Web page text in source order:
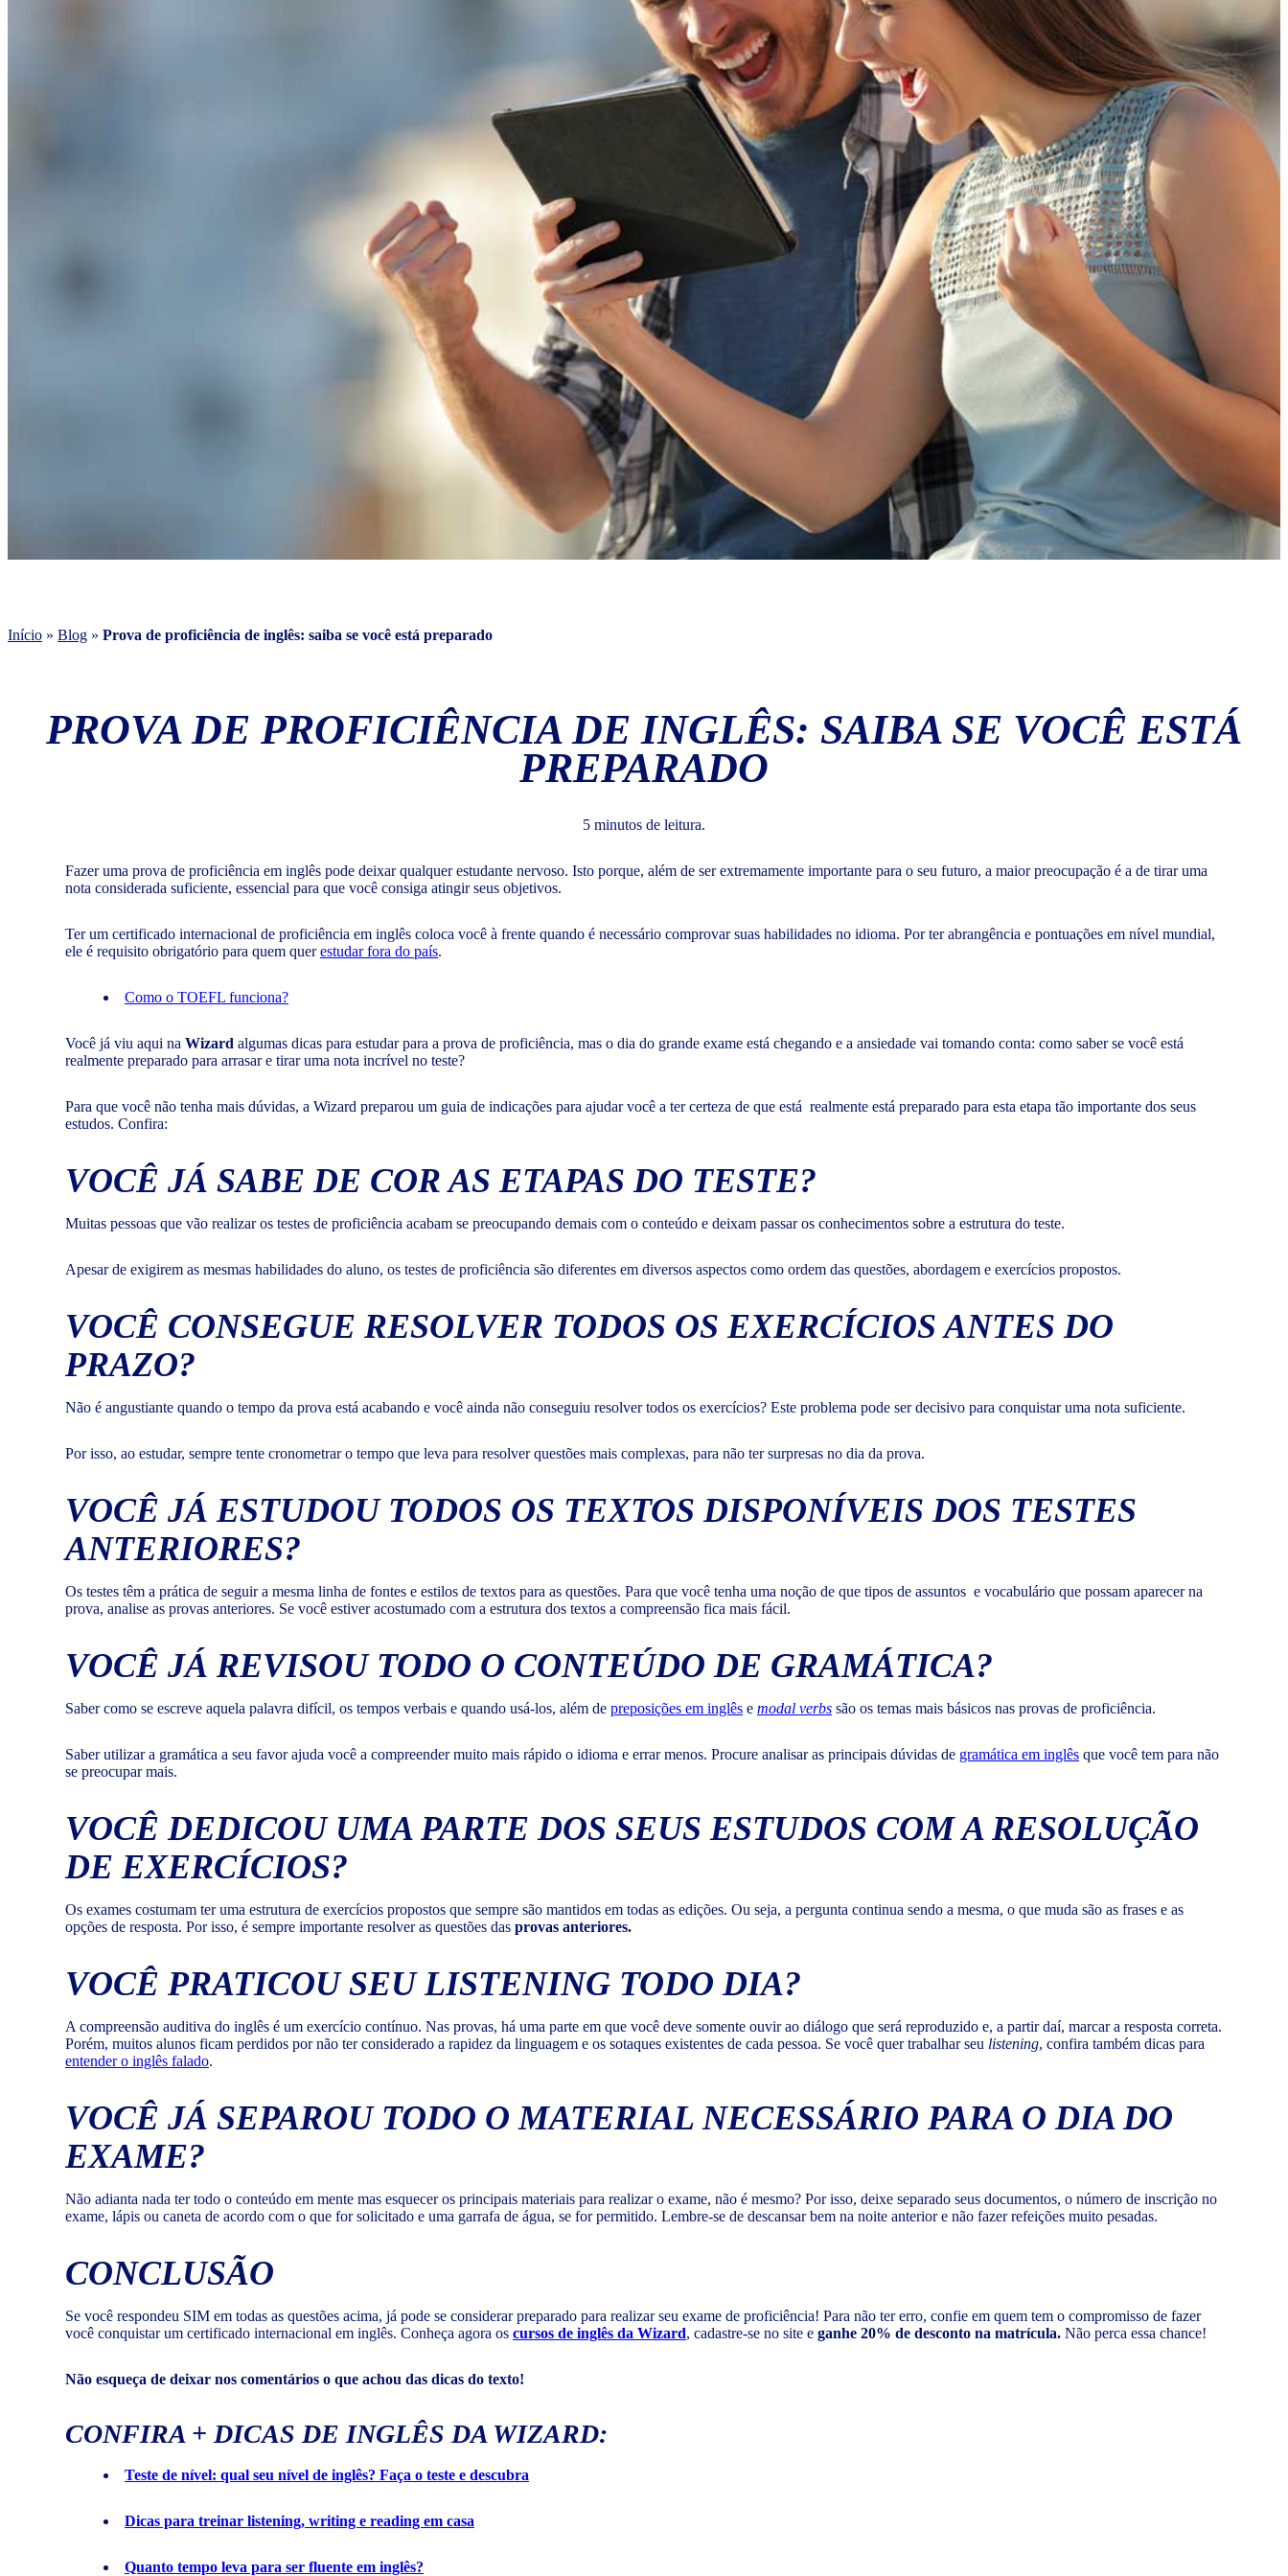
Início » Blog » Prova de proficiência de inglês: saiba se você está preparado
PROVA DE PROFICIÊNCIA DE INGLÊS: SAIBA SE VOCÊ ESTÁ
PREPARADO
5 minutos de leitura.
Fazer uma prova de proficiência em inglês pode deixar qualquer estudante nervoso. Isto porque, além de ser extremamente importante para o seu futuro, a maior preocupação é a de tirar uma
nota considerada suficiente, essencial para que você consiga atingir seus objetivos.
Ter um certificado internacional de proficiência em inglês coloca você à frente quando é necessário comprovar suas habilidades no idioma. Por ter abrangência e pontuações em nível mundial,
ele é requisito obrigatório para quem querestudar fora do país.
Como o TOEFL funciona?
Você já viu aqui na Wizard algumas dicas para estudar para a prova de proficiência, mas o dia do grande exame está chegando e a ansiedade vai tomando conta: como saber se você está
realmente preparado para arrasar e tirar uma nota incrível no teste?
Para que você não tenha mais dúvidas, a Wizard preparou um guia de indicações para ajudar você a ter certeza de que está realmente está preparado para esta etapa tão importante dos seus
estudos. Confira:
VOCÊ JÁ SABE DE COR AS ETAPAS DO TESTE?
Muitas pessoas que vão realizar os testes de proficiência acabam se preocupando demais com o conteúdo e deixam passar os conhecimentos sobre a estrutura do teste.
Apesar de exigirem as mesmas habilidades do aluno, os testes de proficiência são diferentes em diversos aspectos como ordem das questões, abordagem e exercícios propostos.
VOCÊ CONSEGUE RESOLVER TODOS OS EXERCÍCIOS ANTES DO
PRAZO?
Não é angustiante quando o tempo da prova está acabando e você ainda não conseguiu resolver todos os exercícios? Este problema pode ser decisivo para conquistar uma nota suficiente.
Por isso, ao estudar, sempre tente cronometrar o tempo que leva para resolver questões mais complexas, para não ter surpresas no dia da prova.
VOCÊ JÁ ESTUDOU TODOS OS TEXTOS DISPONÍVEIS DOS TESTES
ANTERIORES?
Os testes têm a prática de seguir a mesma linha de fontes e estilos de textos para as questões. Para que você tenha uma noção de que tipos de assuntos e vocabulário que possam aparecer na
prova, analise as provas anteriores. Se você estiver acostumado com a estrutura dos textos a compreensão fica mais fácil.
VOCÊ JÁ REVISOU TODO O CONTEÚDO DE GRAMÁTICA?
Saber como se escreve aquela palavra difícil, os tempos verbais e quando usá-los, além de preposições em inglês e modal verbs são os temas mais básicos nas provas de proficiência.
Saber utilizar a gramática a seu favor ajuda você a compreender muito mais rápido o idioma e errar menos. Procure analisar as principais dúvidas de gramática em inglês que você tem para não
se preocupar mais.
VOCÊ DEDICOU UMA PARTE DOS SEUS ESTUDOS COM A RESOLUÇÃO
DE EXERCÍCIOS?
Os exames costumam ter uma estrutura de exercícios propostos que sempre são mantidos em todas as edições. Ou seja, a pergunta continua sendo a mesma, o que muda são as frases e as
opções de resposta. Por isso, é sempre importante resolver as questões das provas anteriores.
VOCÊ PRATICOU SEULISTENING TODO DIA?
A compreensão auditiva do inglês é um exercício contínuo. Nas provas, há uma parte em que você deve somente ouvir ao diálogo que será reproduzido e, a partir daí, marcar a resposta correta.
Porém, muitos alunos ficam perdidos por não ter considerado a rapidez da linguagem e os sotaques existentes de cada pessoa. Se você quer trabalhar seu listening, confira também dicas para
entender o inglês falado.
VOCÊ JÁ SEPAROU TODO O MATERIAL NECESSÁRIO PARA O DIA DO
EXAME?
Não adianta nada ter todo o conteúdo em mente mas esquecer os principais materiais para realizar o exame, não é mesmo? Por isso, deixe separado seus documentos, o número de inscrição no
exame, lápis ou caneta de acordo com o que for solicitado e uma garrafa de água, se for permitido. Lembre-se de descansar bem na noite anterior e não fazer refeições muito pesadas.
CONCLUSÃO
Se você respondeu SIM em todas as questões acima, já pode se considerar preparado para realizar seu exame de proficiência! Para não ter erro, confie em quem tem o compromisso de fazer
você conquistar um certificado internacional em inglês. Conheça agora os cursos de inglês da Wizard, cadastre-se no site e ganhe 20% de desconto na matrícula. Não perca essa chance!
Não esqueça de deixar nos comentários o que achou das dicas do texto!
CONFIRA + DICAS DE INGLÊS DA WIZARD:
Teste de nível: qual seu nível de inglês? Faça o teste e descubra
Dicas para treinar listening, writing e reading em casa
Quanto tempo leva para ser fluente em inglês?